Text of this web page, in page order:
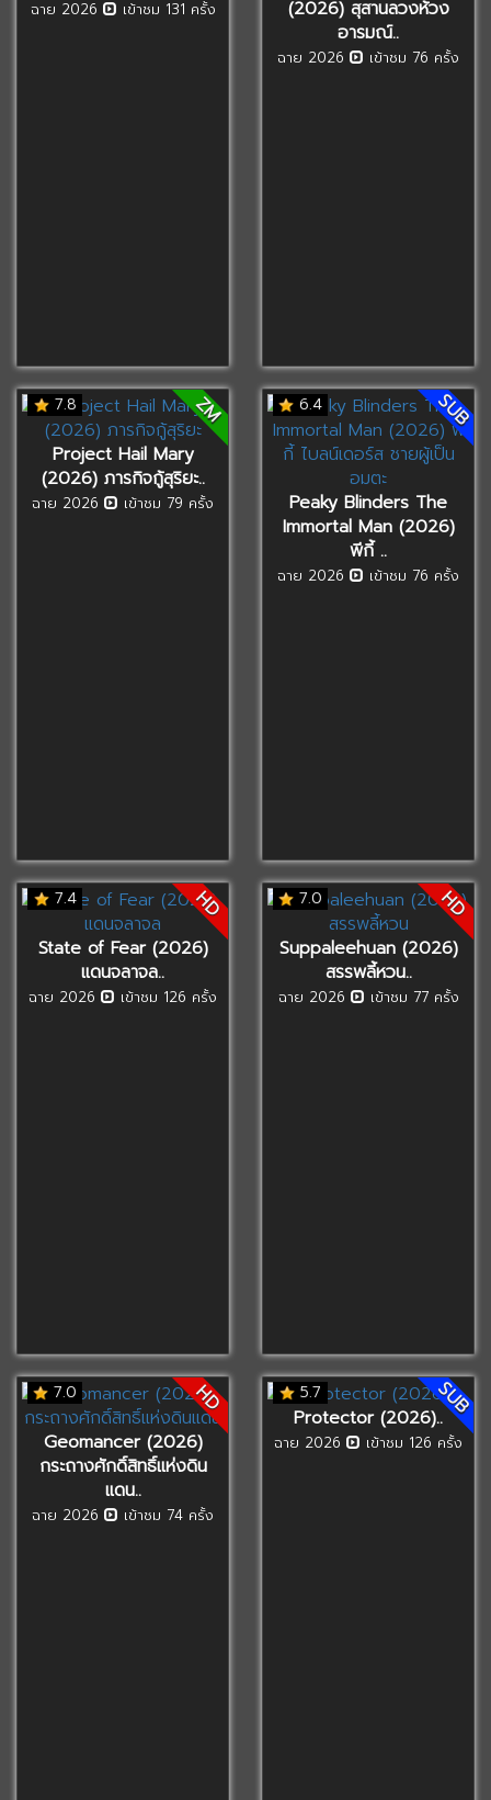
ฉาย 2026 เข้าชม 131 ครั้ง
(2026) สุสานลวงห้วง
อารมณ์..
ฉาย 2026 เข้าชม 76 ครั้ง
7.8 ZM
Project Hail Mary
(2026) ภารกิจกู้สุริยะ..
ฉาย 2026 เข้าชม 79 ครั้ง
6.4 SUB
Peaky Blinders The
Immortal Man (2026)
พีกี้ ..
ฉาย 2026 เข้าชม 76 ครั้ง
7.4 HD
State of Fear (2026)
แดนจลาจล..
ฉาย 2026 เข้าชม 126 ครั้ง
7.0 HD
Suppaleehuan (2026)
สรรพลี้หวน..
ฉาย 2026 เข้าชม 77 ครั้ง
7.0 HD
Geomancer (2026)
กระถางศักดิ์สิทธิ์แห่งดิน
แดน..
ฉาย 2026 เข้าชม 74 ครั้ง
5.7 SUB
Protector (2026)..
ฉาย 2026 เข้าชม 126 ครั้ง